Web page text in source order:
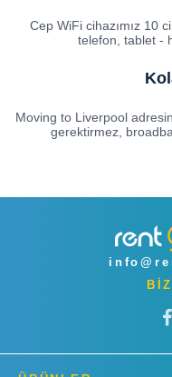
Cep WiFi cihazımız 10
telefon, tablet -
Moving to Liverpool
gerektirmez,